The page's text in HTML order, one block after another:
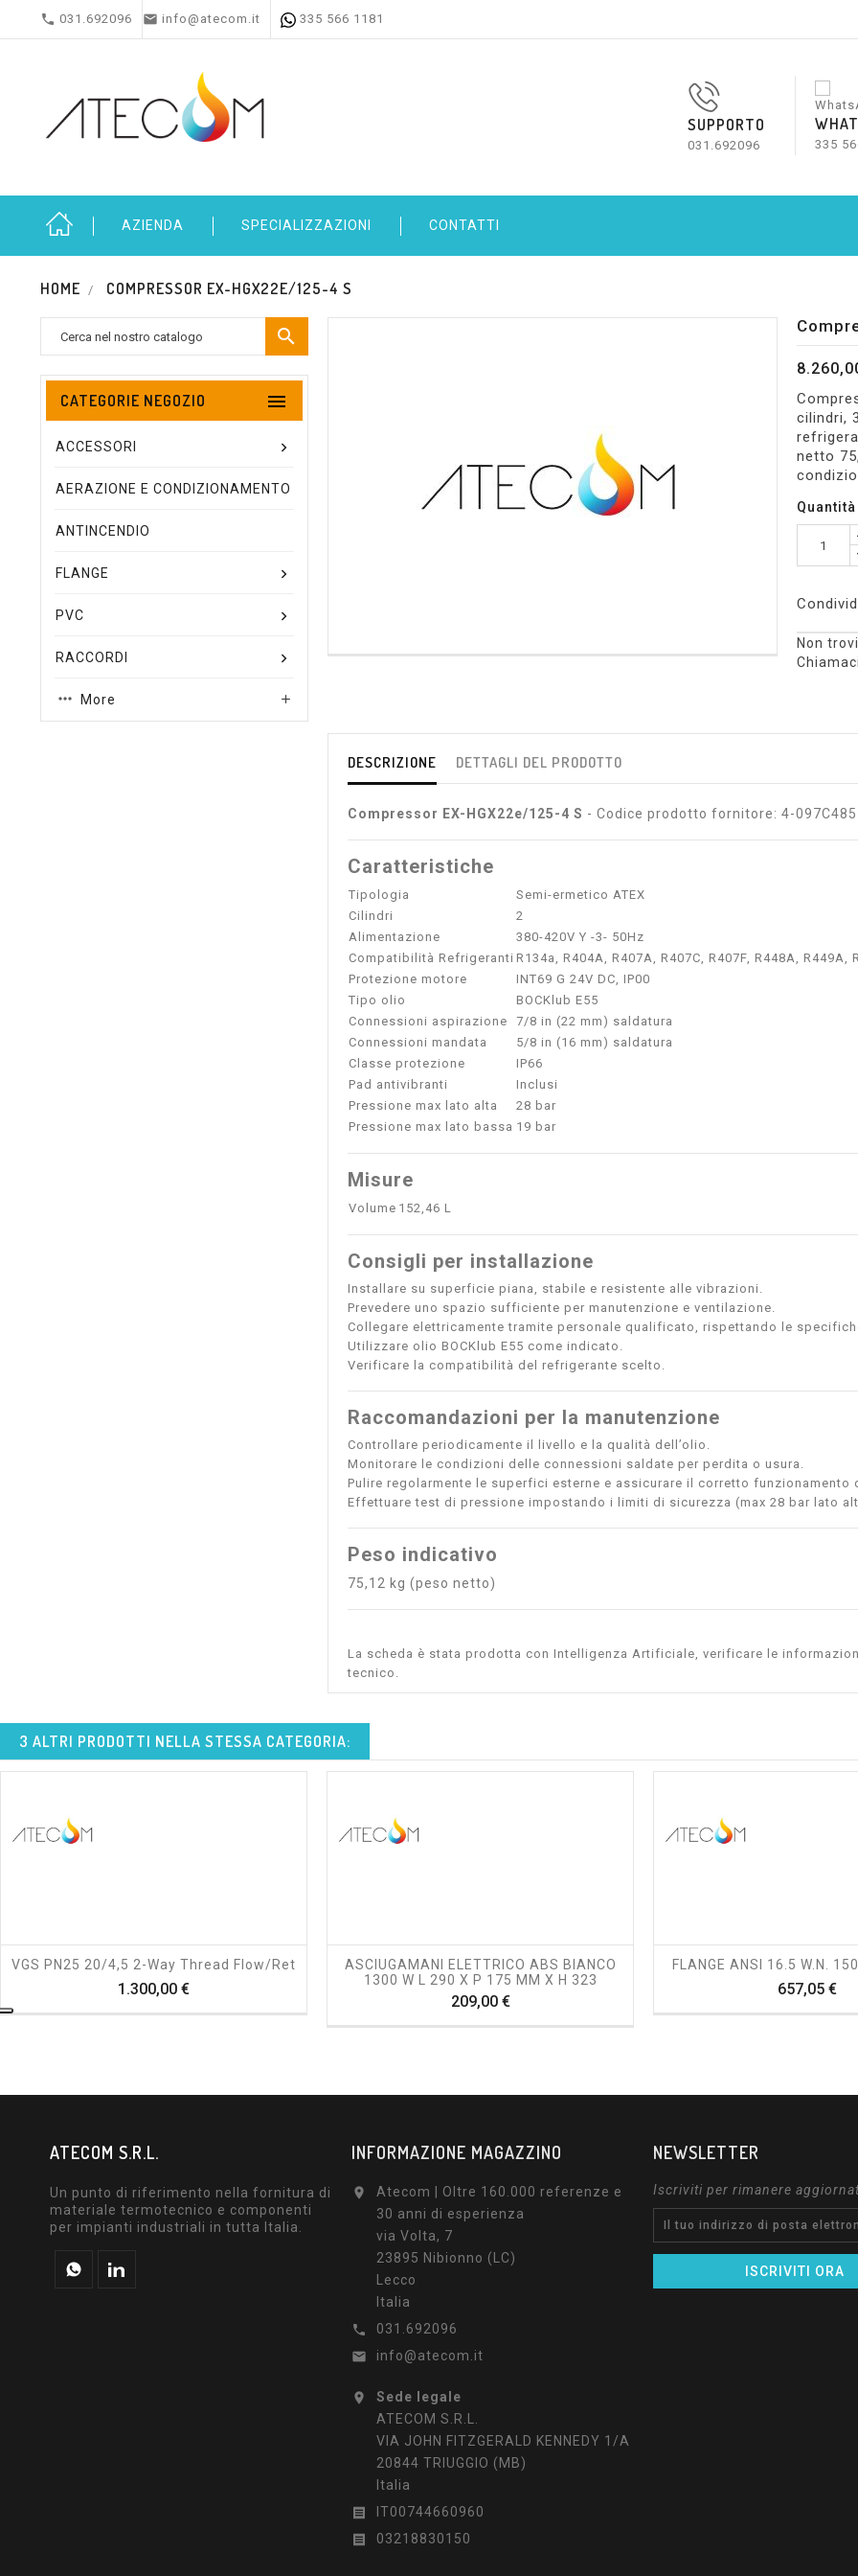
 031.692096  info@atecom.it 335 566 1181
SUPPORTO
031.692096 335
AZIENDA SPECIALIZZAZIONI CONTATTI
HOME COMPRESSOR EX-HGX22E/125-4 S

CATEGORIE NEGOZIO 
ACCESSORI
AERAZIONE E CONDIZIONAMENTO
ANTINCENDIO
FLANGE
PVC
RACCORDI
More 
cilindri,
netto
Quantità
Non
DESCRIZIONE DETTAGLI DEL PRODOTTO
Compressor EX-HGX22e/125-4 S - Codice prodotto fornitore: 4-
Caratteristiche
Tipologia
Semi-ermetico ATEX
Cilindri
2
Alimentazione
380-420V Y -3- 50Hz
Compatibilità Refrigeranti R134a, R404A, R407A, R407C, R407F, R448A, R449A,
Protezione motore
INT69 G 24V DC, IP00
Tipo olio
BOCKlub E55
Connessioni aspirazione
7/8 in (22 mm) saldatura
Connessioni mandata
5/8 in (16 mm) saldatura
Classe protezione
IP66
Pad antivibranti
Inclusi
Pressione max lato alta
28 bar
Pressione max lato bassa 19 bar
Misure
Volume 152,46 L
Consigli per installazione
Installare su superficie piana, stabile e resistente alle vibrazioni.
Prevedere uno spazio sufficiente per manutenzione e ventilazione.
Collegare elettricamente tramite personale qualificato, rispettando le
Utilizzare olio BOCKlub E55 come indicato.
Verificare la compatibilità del refrigerante scelto.
Raccomandazioni per la manutenzione
Controllare periodicamente il livello e la qualità dell’olio.
Monitorare le condizioni delle connessioni saldate per perdita o usura.
Pulire regolarmente le superfici esterne e assicurare il corretto funzionamento
Effettuare test di pressione impostando i limiti di sicurezza (max 28 bar lato
Peso indicativo
75,12 kg (peso netto)
La scheda è stata prodotta con Intelligenza Artificiale, verificare le
tecnico.
3 ALTRI PRODOTTI NELLA STESSA CATEGORIA:
VGS PN25 20/4,5 2-Way Thread Flow/ret
1.300,00 €Prezzo
ASCIUGAMANI ELETTRICO ABS BIANCO
1300 W L 290 X P 175 MM X H 323
209,00 €Prezzo
FLANGE ANSI 16.5 W.N.
657,05 €
ATECOM S.R.L.
Un punto di riferimento nella fornitura di
materiale termotecnico e componenti
per impianti industriali in tutta Italia.
INFORMAZIONE MAGAZZINO

Atecom | Oltre 160.000 referenze e
30 anni di esperienza
via Volta, 7
23895 Nibionno (LC)
Lecco
Italia

031.692096

info@atecom.it

Sede legale
ATECOM S.R.L.
VIA JOHN FITZGERALD KENNEDY 1/A
20844 TRIUGGIO (MB)
Italia

IT00744660960

03218830150
NEWSLETTER
Iscriviti per rimanere